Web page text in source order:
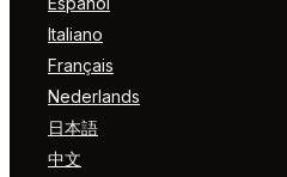
Italiano
Français
Nederlands
日本語
中文